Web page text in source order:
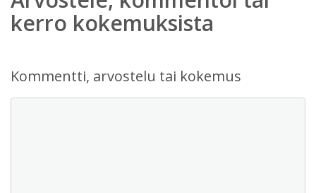
kerro kokemuksista
Kommentti, arvostelu tai kokemus